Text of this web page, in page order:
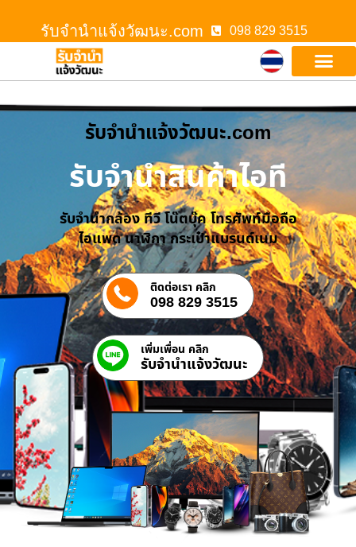
รับจํานําแจ้งวัฒนะ.com 098 829 3515
รับจํานําแจ้งวัฒนะ.com
รับจำนำสินค้าไอที
รับจำนำกล้อง ทีวี โน๊ตบุ๊ค โทรศัพท์มือถือ
ไอแพด นาฬิกา กระเป๋าแบรนด์เนม
ติดต่อเรา คลิก
098 829 3515
เพิ่มเพื่อน คลิก
รับจํานําแจ้งวัฒนะ